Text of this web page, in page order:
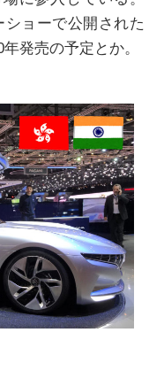
ョーで公開された
発売の予定とか。